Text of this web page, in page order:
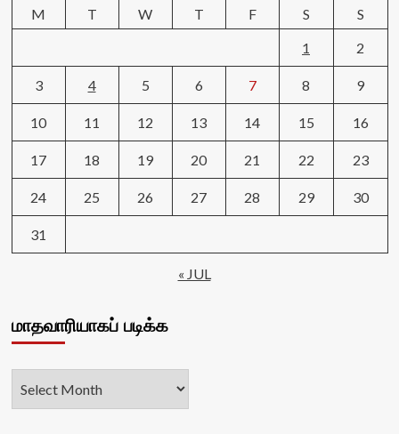
M T W T F S
S
1
2
3 4 5 6 7 8 9
10 11 12 13 14 15 16
17 18 19 20 21 22 23
24 25 26 27 28 29 30
31
« JUL
மாதவாரியாகப் படிக்க